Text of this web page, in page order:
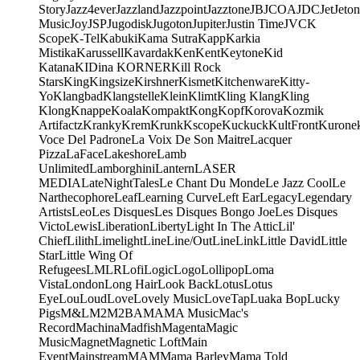
StoryJazz4everJazzlandJazzpointJazztoneJBJCOAJDCJetJeton
MusicJoyJSPJugodiskJugotonJupiterJustin TimeJVCK
ScopeK-TelKabukiKama SutraKappKarkia
MistikaKarussellKavardakKenKentKeytoneKid
KatanaKIDina KORNERKill Rock
StarsKingKingsizeKirshnerKismetKitchenwareKitty-
YoKlangbadKlangstelleKleinKlimtKling KlangKling
KlongKnappeKoalaKompaktKongKopfKorovaKozmik
ArtifactzKrankyKremKrunkKscopeKuckuckKultFront
Voce Del PadroneLa Voix De Son MaitreLacquer
PizzaLaFaceLakeshoreLamb
UnlimitedLamborghiniLanternLASER
MEDIALateNightTalesLe Chant Du MondeLe Jazz CoolLe
NarthecophoreLeafLearning CurveLeft EarLegacyLegendary
ArtistsLeoLes DisquesLes Disques Bongo JoeLes Disques
VictoLewisLiberationLibertyLight In The AtticLil'
ChiefLilithLimelightLineLine/OutLineLinkLittle DavidLittle
StarLittle Wing Of
RefugeesLMLRLofiLogicLogoLollipopLoma
VistaLondonLong HairLook BackLotusLotus
EyeLouLoudLoveLovely MusicLoveTapLuaka BopLucky
PigsM&LM2M2BAMAMA MusicMac's
RecordMachinaMadfishMagentaMagic
MusicMagnetMagnetic LoftMain
EventMainstreamMAMMama BarleyMama Told